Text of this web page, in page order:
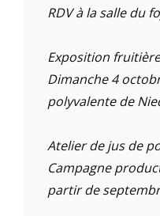
RDV à la salle du
Exposition
Dimanche 4
polyvalente de
Atelier de jus de
Campagne
partir de